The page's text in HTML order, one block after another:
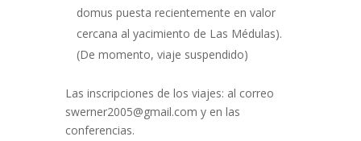
domus puesta recientemente en valor
cercana al yacimiento de Las Médulas).
(De momento, viaje suspendido)
Las inscripciones de los viajes: al correo
swerner2005@gmail.com y en las
conferencias.